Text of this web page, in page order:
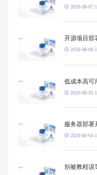
2026-08-07
开源项目部
2026-08-06
低成本高可
2026-08-05
服务器部署
2026-08-04
别被教程误